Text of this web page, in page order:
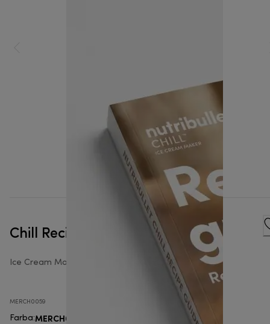
Chill Recipe Book
Ice Cream Makers Accessories
MERCH0059
Farba:MERCH0059